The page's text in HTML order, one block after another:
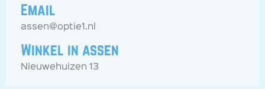
Email
assen@optie1.nl
Winkel in assen
Nieuwehuizen 13